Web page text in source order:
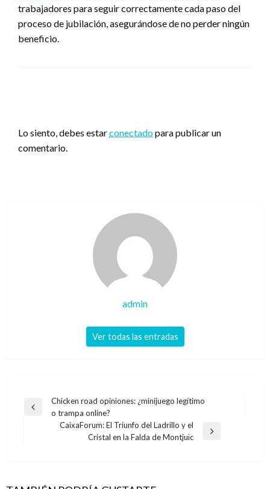
trabajadores para seguir correctamente cada paso del
proceso de jubilación, asegurándose de no perder ningún
beneficio.
Lo siento, debes estarconectadopara publicar un
comentario.
admin
Ver todas las entradas
Navegación
Entrada
Chicken road opiniones: ¿minijuego legítimo
o trampa online?
CaixaForum: El Triunfo del Ladrillo y el
Cristal en la Falda de Montjuïc